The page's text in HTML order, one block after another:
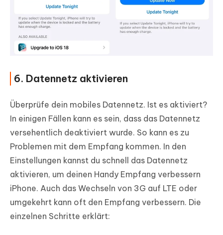
6. Datennetz aktivieren
Überprüfe dein mobiles Datennetz. Ist es aktiviert?
In einigen Fällen kann es sein, dass das Datennetz
versehentlich deaktiviert wurde. So kann es zu
Problemen mit dem Empfang kommen. In den
Einstellungen kannst du schnell das Datennetz
aktivieren, um deinen Handy Empfang verbessern
iPhone. Auch das Wechseln von 3G auf LTE oder
umgekehrt kann oft den Empfang verbessern. Die
einzelnen Schritte erklärt: